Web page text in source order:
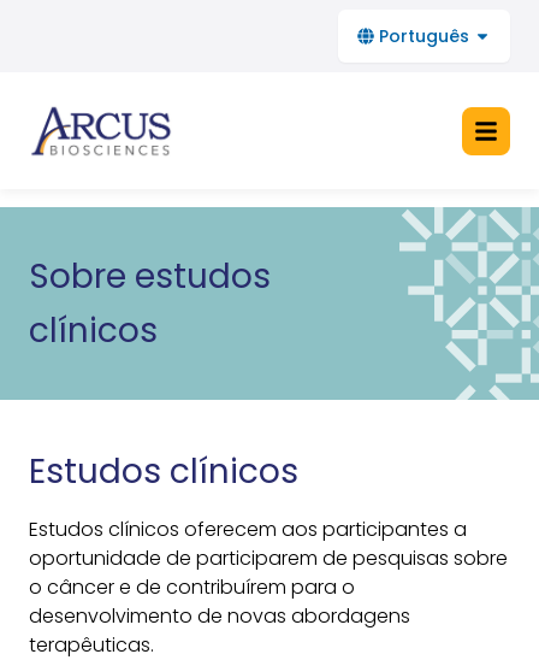
Português
Início
Sobre estudos clínicos
Perguntas frequentes
Fique informado
Sobre estudos
clínicos
Estudos clínicos
Estudos clínicos oferecem aos participantes a
oportunidade de participarem de pesquisas sobre
o câncer e de contribuírem para o
desenvolvimento de novas abordagens
terapêuticas.